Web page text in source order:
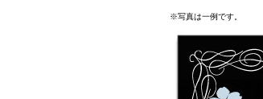
※写真は一例です。